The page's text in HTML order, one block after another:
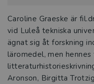
Caroline Graeske är
vid Luleå tekniska
ägnat sig åt forskning
läromedel, men
Aronson, Birgitta